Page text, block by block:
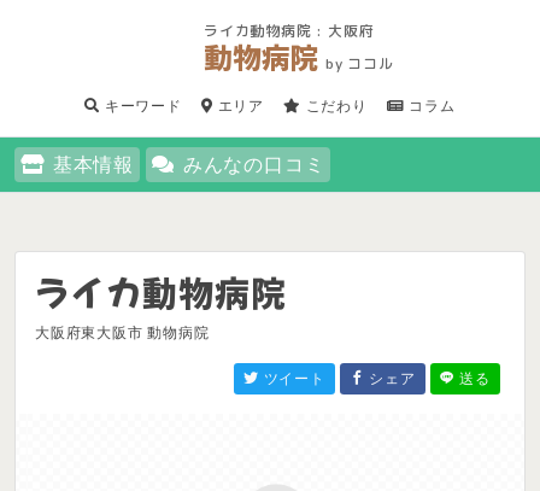
ライカ動物病院 : 大阪府
動物病院by ココル
キーワード エリア こだわり コラム
基本情報 みんなの口コミ
ライカ動物病院
大阪府東大阪市 動物病院
ツイート シェア 送る